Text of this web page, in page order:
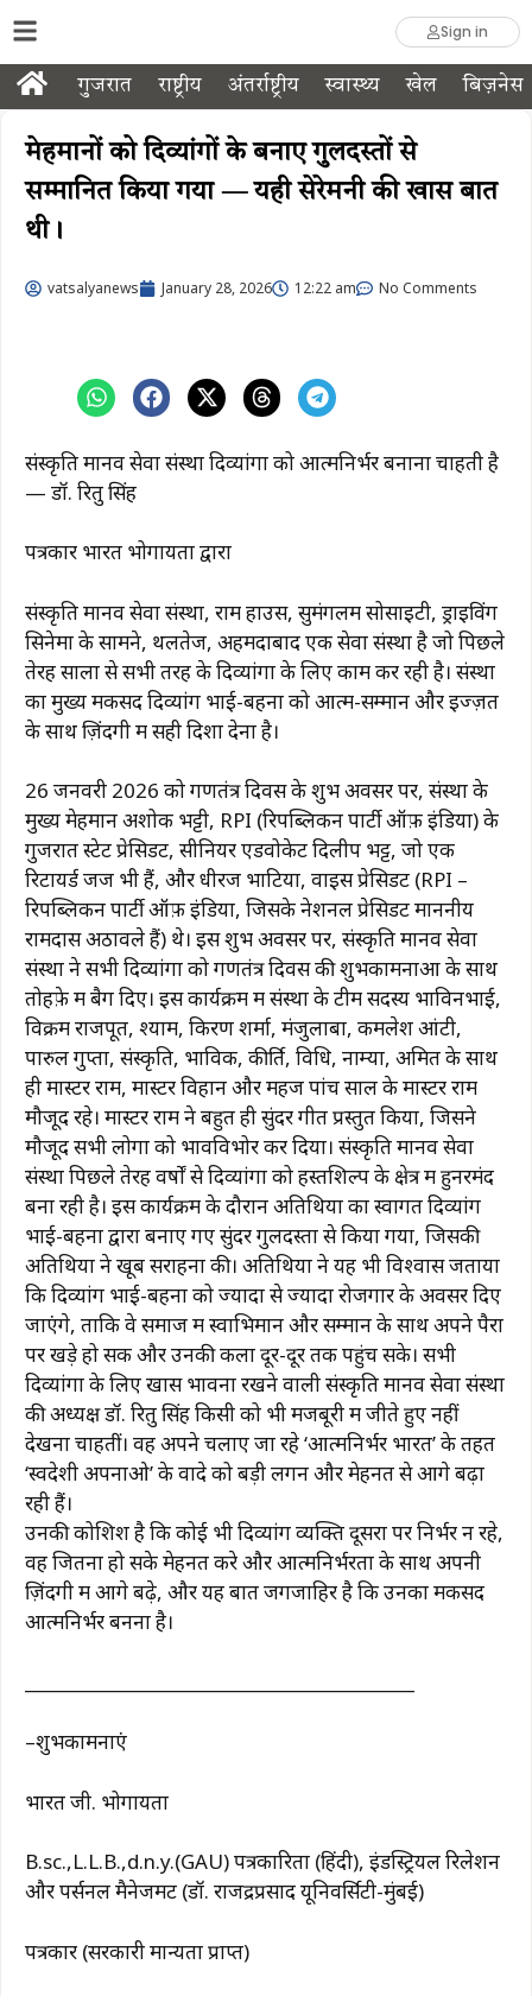
Sign in
गुजरात राष्ट्रीय अंतर्राष्ट्रीय स्वास्थ्य खेल बिज़नेस
मेहमानों को दिव्यांगों के बनाए गुलदस्तों से
सम्मानित किया गया — यही सेरेमनी की खास बात
थी।
vatsalyanews January 28, 2026 12:22 am No Comments
संस्कृति मानव सेवा संस्था दिव्यांगों को आत्मनिर्भर बनाना चाहती है
— डॉ. रितु सिंह
पत्रकार भारत भोगायता द्वारा
संस्कृति मानव सेवा संस्था, राम हाउस, सुमंगलम सोसाइटी, ड्राइविंग
सिनेमा के सामने, थलतेज, अहमदाबाद एक सेवा संस्था है जो पिछले
तेरह सालों से सभी तरह के दिव्यांगों के लिए काम कर रही है। संस्था
का मुख्य मकसद दिव्यांग भाई-बहनों को आत्म-सम्मान और इज्ज़त
के साथ ज़िंदगी में सही दिशा देना है।
26 जनवरी 2026 को गणतंत्र दिवस के शुभ अवसर पर, संस्था के
मुख्य मेहमान अशोक भट्टी, RPI (रिपब्लिकन पार्टी ऑफ़ इंडिया) के
गुजरात स्टेट प्रेसिडेंट, सीनियर एडवोकेट दिलीप भट्ट, जो एक
रिटायर्ड जज भी हैं, और धीरज भाटिया, वाइस प्रेसिडेंट (RPI –
रिपब्लिकन पार्टी ऑफ़ इंडिया, जिसके नेशनल प्रेसिडेंट माननीय
रामदास अठावले हैं) थे। इस शुभ अवसर पर, संस्कृति मानव सेवा
संस्था ने सभी दिव्यांगों को गणतंत्र दिवस की शुभकामनाओं के साथ
तोहफ़े में बैग दिए। इस कार्यक्रम में संस्था के टीम सदस्य भाविनभाई,
विक्रम राजपूत, श्याम, किरण शर्मा, मंजुलाबा, कमलेश आंटी,
पारुल गुप्ता, संस्कृति, भाविक, कीर्ति, विधि, नाम्या, अमित के साथ
ही मास्टर राम, मास्टर विहान और महज पांच साल के मास्टर राम
मौजूद रहे। मास्टर राम ने बहुत ही सुंदर गीत प्रस्तुत किया, जिसने
मौजूद सभी लोगों को भावविभोर कर दिया। संस्कृति मानव सेवा
संस्था पिछले तेरह वर्षों से दिव्यांगों को हस्तशिल्प के क्षेत्र में हुनरमंद
बना रही है। इस कार्यक्रम के दौरान अतिथियों का स्वागत दिव्यांग
भाई-बहनों द्वारा बनाए गए सुंदर गुलदस्तों से किया गया, जिसकी
अतिथियों ने खूब सराहना की। अतिथियों ने यह भी विश्वास जताया
कि दिव्यांग भाई-बहनों को ज्यादा से ज्यादा रोजगार के अवसर दिए
जाएंगे, ताकि वे समाज में स्वाभिमान और सम्मान के साथ अपने पैरों
पर खड़े हो सकें और उनकी कला दूर-दूर तक पहुंच सके। सभी
दिव्यांगों के लिए खास भावना रखने वाली संस्कृति मानव सेवा संस्था
की अध्यक्ष डॉ. रितु सिंह किसी को भी मजबूरी में जीते हुए नहीं
देखना चाहतीं। वह अपने चलाए जा रहे ‘आत्मनिर्भर भारत’ के तहत
‘स्वदेशी अपनाओ’ के वादे को बड़ी लगन और मेहनत से आगे बढ़ा
रही हैं।
उनकी कोशिश है कि कोई भी दिव्यांग व्यक्ति दूसरों पर निर्भर न रहे,
वह जितना हो सके मेहनत करे और आत्मनिर्भरता के साथ अपनी
ज़िंदगी में आगे बढ़े, और यह बात जगजाहिर है कि उनका मकसद
आत्मनिर्भर बनना है।
–शुभकामनाएं
भारत जी. भोगायता
B.sc.,L.L.B.,d.n.y.(GAU) पत्रकारिता (हिंदी), इंडस्ट्रियल रिलेशन
और पर्सनल मैनेजमेंट (डॉ. राजेंद्रप्रसाद यूनिवर्सिटी-मुंबई)
पत्रकार (सरकारी मान्यता प्राप्त)